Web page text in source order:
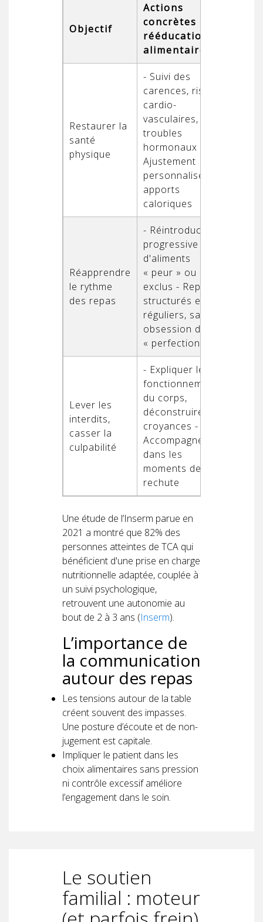
Objectif
Actions
concrètes en
rééducation
alimentaire
Restaurer la
santé
physique
- Suivi des
carences, risques
cardio-
vasculaires,
troubles
hormonaux -
Ajustement
personnalisé des
apports
caloriques
Réapprendre
le rythme
des repas
- Réintroduction
progressive
d'aliments
« peur » ou
exclus - Repas
structurés et
réguliers, sans
obsession de la
« perfection »
Lever les
interdits,
casser la
culpabilité
- Expliquer le
fonctionnement
du corps,
déconstruire les
croyances -
Accompagnement
dans les
moments de
rechute
Une étude de l’Inserm parue en
2021 a montré que 82% des
personnes atteintes de TCA qui
bénéficient d'une prise en charge
nutritionnelle adaptée, couplée à
un suivi psychologique,
retrouvent une autonomie au
bout de 2 à 3 ans (Inserm).
L’importance de
la communication
autour des repas
Les tensions autour de la table
créent souvent des impasses.
Une posture d’écoute et de non-
jugement est capitale.
Impliquer le patient dans les
choix alimentaires sans pression
ni contrôle excessif améliore
l’engagement dans le soin.
Le soutien
familial : moteur